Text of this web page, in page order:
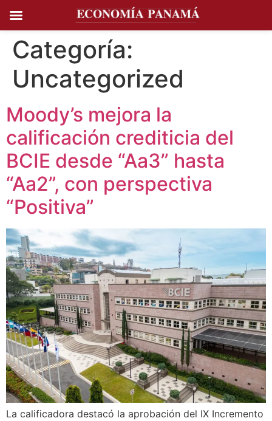
Ir al
contenido
Categoría:
Uncategorized
Moody’s mejora la
calificación crediticia del
BCIE desde “Aa3” hasta
“Aa2”, con perspectiva
“Positiva”
La calificadora destacó la aprobación del IX Incremento